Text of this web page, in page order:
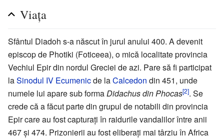
Viața
Sfântul Diadoh s-a născut în jurul anului 400. A devenit
episcop de Photiki (Foticeea), o mică localitate provincia
Vechiul Epir din nordul Greciei de azi. Pare să fi participat
laSinodul IV Ecumenicde laCalcedon din 451, unde
numele lui apare sub formaDidachus din Phocas[2]. Se
crede că a făcut parte din grupul de notabili din provincia
Epir care au fost capturați în raidurile vandalilor între anii
467 și 474. Prizonierii au fost eliberați mai târziu în Africa